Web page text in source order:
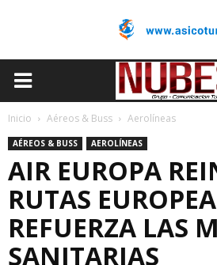
Inicio Aéreos & Buss Aerolíneas
AÉREOS & BUSS AEROLÍNEAS
AIR EUROPA
RUTAS
REFUERZA LAS
SANITARIAS